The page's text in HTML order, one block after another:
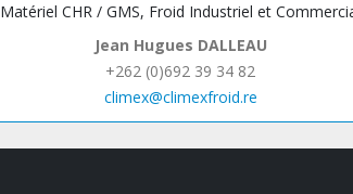
Matériel CHR / GMS, Froid Industriel et
Jean Hugues DALLEAU
+262 (0)692 39 34 82
climex@climexfroid.re